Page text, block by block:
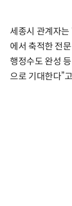
세종시 관계자
에서 축적한 전
행정수도 완성
으로 기대한다”